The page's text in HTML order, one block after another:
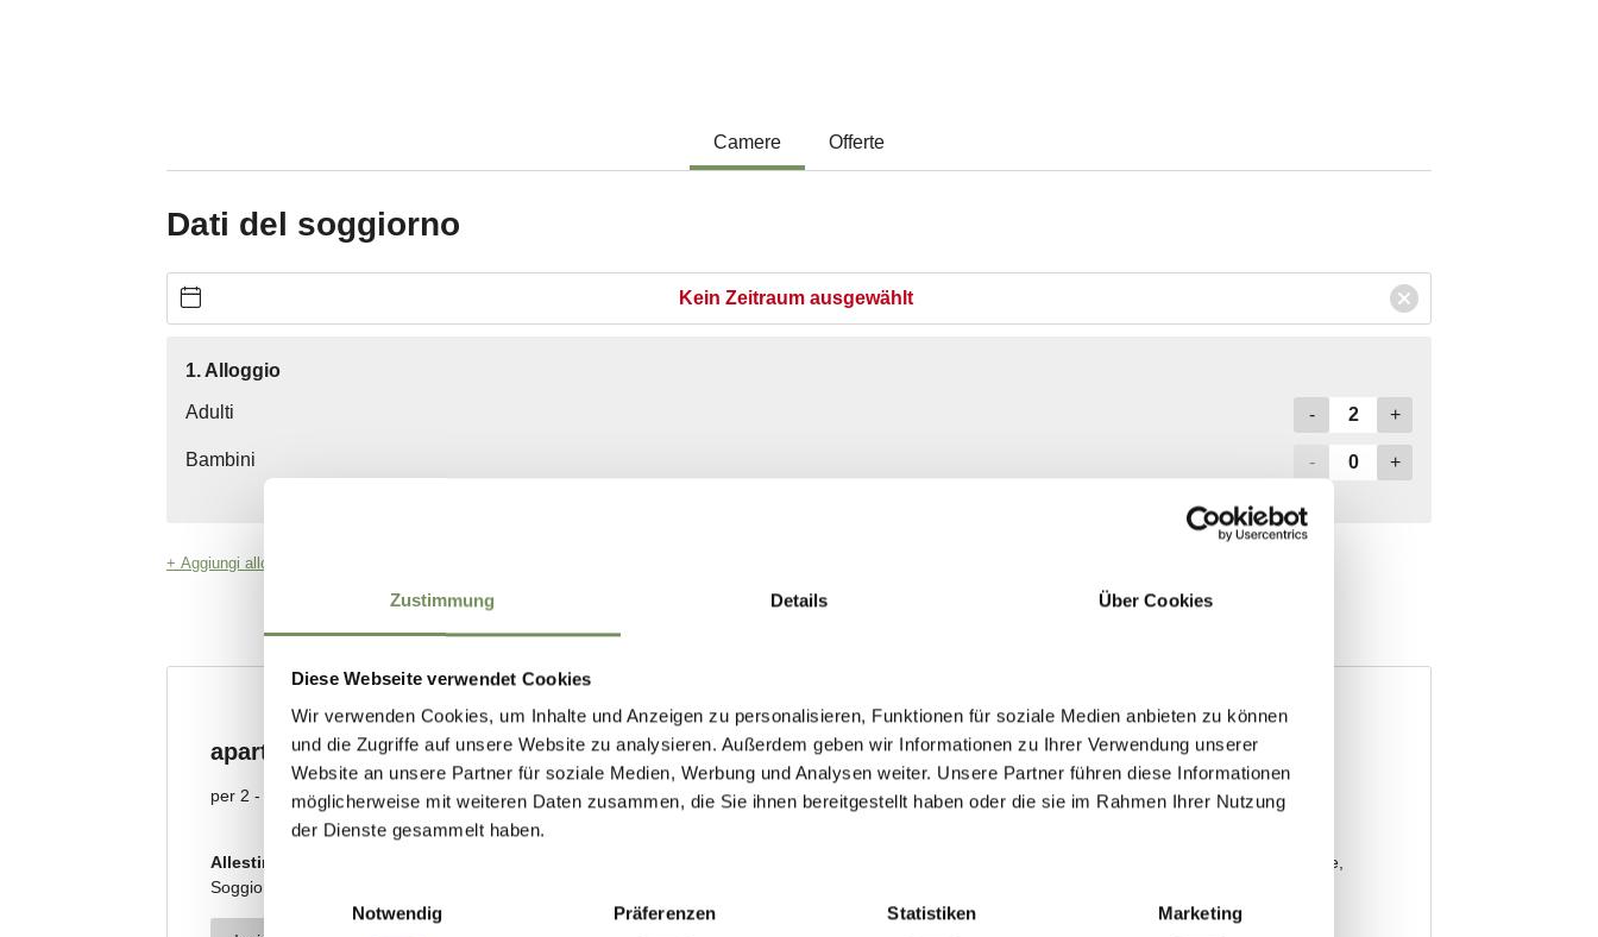
Zustimmung Details Über Cookies
Diese Webseite verwendet Cookies
Wir verwenden Cookies, um Inhalte und Anzeigen zu personalisieren, Funktionen für soziale Medien anbieten zu können
und die Zugriffe auf unsere Website zu analysieren. Außerdem geben wir Informationen zu Ihrer Verwendung unserer
Website an unsere Partner für soziale Medien, Werbung und Analysen weiter. Unsere Partner führen diese Informationen
möglicherweise mit weiteren Daten zusammen, die Sie ihnen bereitgestellt haben oder die sie im Rahmen Ihrer Nutzung
der Dienste gesammelt haben.
Notwendig
Präferenzen Statistiken Marketing